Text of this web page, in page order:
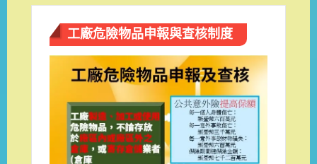
工廠危險物品申報與查核制度